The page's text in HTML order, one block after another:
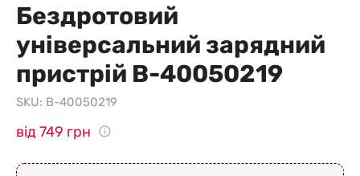
Бездротовий
універсальний зарядний
пристрій B-40050219
SKU: B-40050219
від 749 грн